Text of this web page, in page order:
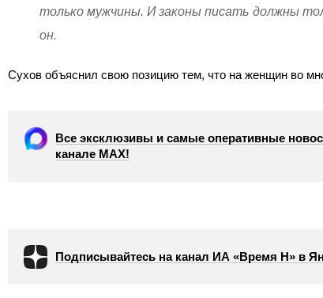
только мужчины. И законы писать должны
он.
Сухов объяснил свою позицию тем, что на женщин во
Все эксклюзивы и самые оперативные
канале МАХ!
Подписывайтесь на канал ИА «Время Н» в